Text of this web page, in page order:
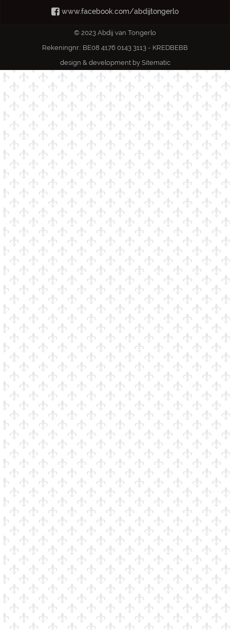
www.facebook.com/abdijtongerlo
© 2023 Abdij van Tongerlo
Rekeningnr.: BE08 4176 0143 3113 - KREDBEBB
design & development by Sitematic